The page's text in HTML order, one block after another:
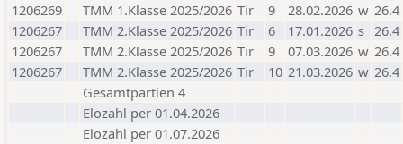
1206269
TMM 1.Klasse 2025/2026 Tir 9 28.02.2026 w 26.4
1206267
TMM 2.Klasse 2025/2026 Tir 6 17.01.2026 s 26.4
1206267
TMM 2.Klasse 2025/2026 Tir 9 07.03.2026 w 26.4
1206267
TMM 2.Klasse 2025/2026 Tir 10 21.03.2026 w 26.4
Gesamtpartien 4
Elozahl per 01.04.2026
Elozahl per 01.07.2026